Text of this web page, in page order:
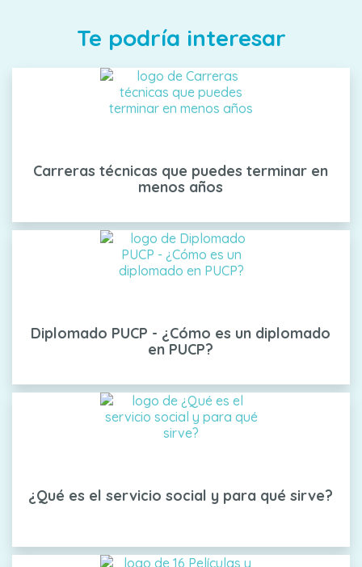
Te podría interesar
Carreras técnicas que puedes terminar en
menos años
Diplomado PUCP - ¿Cómo es un diplomado
en PUCP?
¿Qué es el servicio social y para qué sirve?